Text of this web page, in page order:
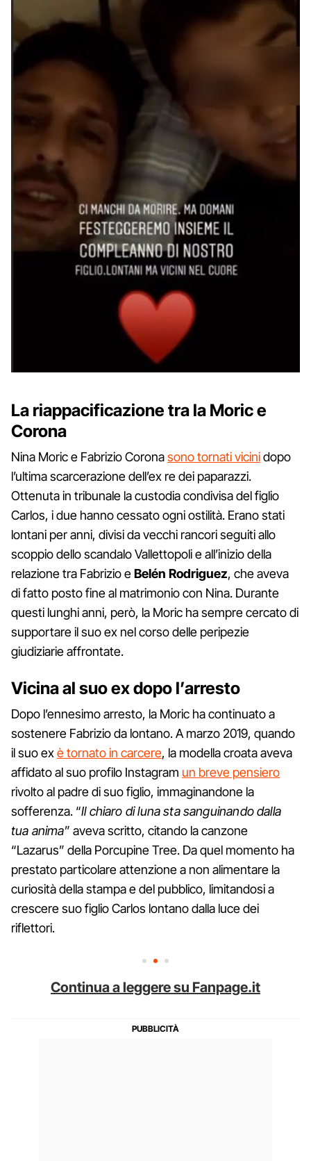
La riappacificazione tra la Moric e
Corona
Nina Moric e Fabrizio Coronasono tornati vicinidopo
l’ultima scarcerazione dell’ex re dei paparazzi.
Ottenuta in tribunale la custodia condivisa del figlio
Carlos, i due hanno cessato ogni ostilità. Erano stati
lontani per anni, divisi da vecchi rancori seguiti allo
scoppio dello scandalo Vallettopoli e all’inizio della
relazione tra Fabrizio eBelén Rodriguez, che aveva
di fatto posto fine al matrimonio con Nina. Durante
questi lunghi anni, però, la Moric ha sempre cercato di
supportare il suo ex nel corso delle peripezie
giudiziarie affrontate.
Vicina al suo ex dopo l’arresto
Dopo l’ennesimo arresto, la Moric ha continuato a
sostenere Fabrizio da lontano. A marzo 2019, quando
il suo exè tornato in carcere, la modella croata aveva
affidato al suo profilo Instagram un breve pensiero
rivolto al padre di suo figlio, immaginandone la
sofferenza. “Il chiaro di luna sta sanguinando dalla
tua anima” aveva scritto, citando la canzone
“Lazarus” della Porcupine Tree. Da quel momento ha
prestato particolare attenzione a non alimentare la
curiosità della stampa e del pubblico, limitandosi a
crescere suo figlio Carlos lontano dalla luce dei
riflettori.
Continua a leggere su Fanpage.it